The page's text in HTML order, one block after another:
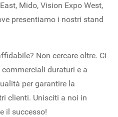
Mido, Vision Expo West,
presentiamo i nostri stand
Non cercare oltre. Ci
duraturi e a
per garantire la
clienti. Unisciti a noi in
il successo!